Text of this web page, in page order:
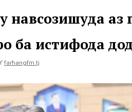
аз
ба истифода
farhangfm.tj